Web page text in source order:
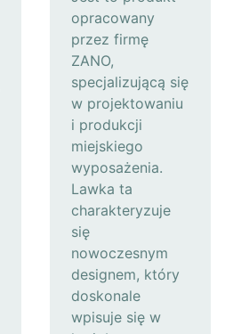
opracowany
przez firmę
ZANO,
specjalizującą się
w projektowaniu
i produkcji
miejskiego
wyposażenia.
Lawka ta
charakteryzuje
się
nowoczesnym
designem, który
doskonale
wpisuje się w